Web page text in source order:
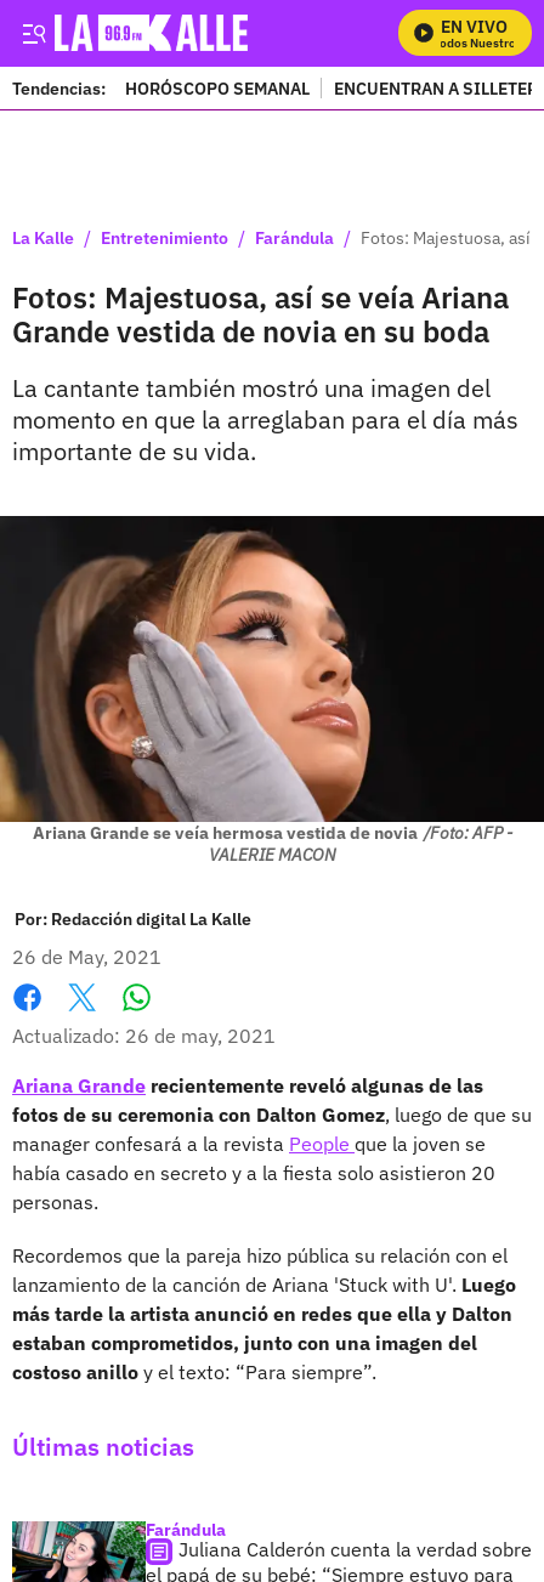
EN VIVO
Mira Todos Nuestros
Tendencias: HORÓSCOPO SEMANAL ENCUENTRAN A
La Kalle / Entretenimiento / Farándula / Fotos: Majestuosa, así
Fotos: Majestuosa, así se veía Ariana
Grande vestida de novia en su boda
La cantante también mostró una imagen del
momento en que la arreglaban para el día más
importante de su vida.
Ariana Grande se veía hermosa vestida de novia /Foto: AFP -
VALERIE MACON
Por: Redacción digital La Kalle
26 de May, 2021
Facebook
X
Actualizado: 26 de may, 2021
Ariana Grande recientemente reveló algunas de las
fotos de su ceremonia con Dalton Gomez, luego de que su
manager confesará a la revista People que la joven se
había casado en secreto y a la fiesta solo asistieron 20
personas.
Recordemos que la pareja hizo pública su relación con el
lanzamiento de la canción de Ariana 'Stuck with U'. Luego
más tarde la artista anunció en redes que ella y Dalton
estaban comprometidos, junto con una imagen del
costoso anillo y el texto: “Para siempre”.
Últimas noticias
Farándula
Juliana Calderón cuenta la verdad sobre
el papá de su bebé: “Siempre estuvo para